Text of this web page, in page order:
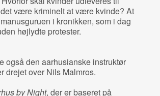
være kriminelt at være kvinde? At
i kronikken, som i dag
højlydte protester.
også den aarhusianske instruktør
drejet over Nils Malmros.
by Night, der er baseret på